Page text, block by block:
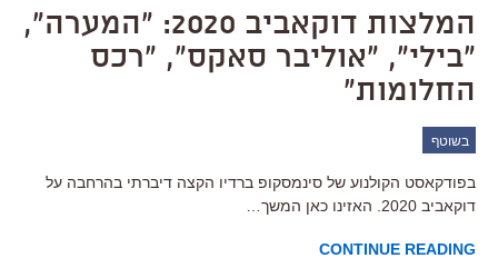
המלצות דוקאביב 2020: "המערה",
"בילי", "אוליבר סאקס", "רכס
החלומות"
בשוטף
בפודקאסט הקולנוע של סינמסקופ ברדיו הקצה דיברתי בהרחבה על
דוקאביב 2020. האזינו כאן המשך…
CONTINUE READING